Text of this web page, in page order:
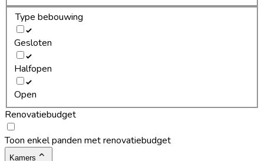
Type bebouwing
Gesloten
Halfopen
Open
Renovatiebudget
Toon enkel panden met renovatiebudget
Kamers